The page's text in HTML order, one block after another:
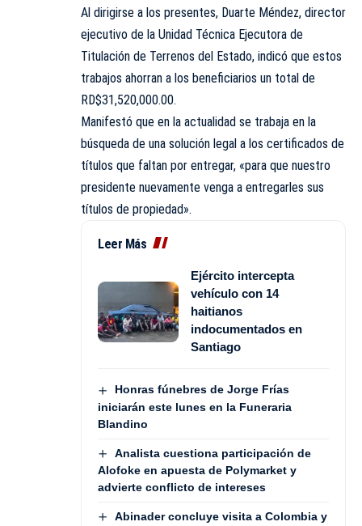
Al dirigirse a los presentes, Duarte Méndez, director
ejecutivo de la Unidad Técnica Ejecutora de
Titulación de Terrenos del Estado, indicó que estos
trabajos ahorran a los beneficiarios un total de
RD$31,520,000.00.
Manifestó que en la actualidad se trabaja en la
búsqueda de una solución legal a los certificados de
títulos que faltan por entregar, «para que nuestro
presidente nuevamente venga a entregarles sus
títulos de propiedad».
Leer Más
Ejército intercepta
vehículo con 14
haitianos
indocumentados en
Santiago
Honras fúnebres de Jorge Frías
iniciarán este lunes en la Funeraria
Blandino
Analista cuestiona participación de
Alofoke en apuesta de Polymarket y
advierte conflicto de intereses
Abinader concluye visita a Colombia y